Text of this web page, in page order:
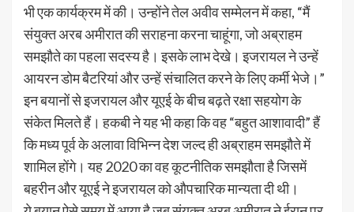
भी एक कार्यक्रम में की। उन्होंने तेल अवीव सम्मेलन में कहा, “मैं
संयुक्त अरब अमीरात की सराहना करना चाहूंगा, जो अब्राहम
समझौते का पहला सदस्य है। इसके लाभ देखे। इजरायल ने उन्हें
आयरन डोम बैटरियां और उन्हें संचालित करने के लिए कर्मी भेजे।”
इन बयानों से इजरायल और यूएई के बीच बढ़ते रक्षा सहयोग के
संकेत मिलते हैं। हकबी ने यह भी कहा कि वह “बहुत आशावादी” हैं
कि मध्य पूर्व के अलावा विभिन्न देश जल्द ही अब्राहम समझौते में
शामिल होंगे। यह 2020 का वह कूटनीतिक समझौता है जिसमें
बहरीन और यूएई ने इजरायल को औपचारिक मान्यता दी थी।